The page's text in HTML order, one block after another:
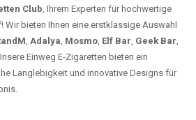
Club, Ihrem Experten für hochwertige
! Wir bieten Ihnen eine erstklassige Auswahl
, Adalya, Mosmo, Elf Bar, Geek Bar,
Einweg E-Zigaretten bieten ein
Langlebigkeit und innovative Designs für